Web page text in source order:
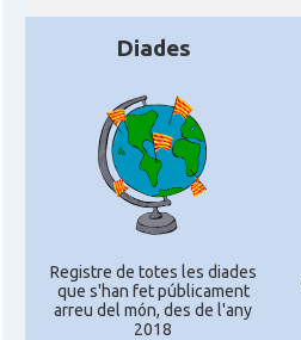
Diades
Registre de totes les diades
que s'han fet públicament
arreu del món, des de l'any
2018